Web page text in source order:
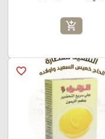
add_shopping_cart
favorite_border